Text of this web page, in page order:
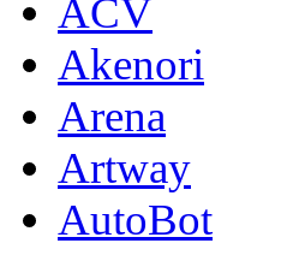
ACV
Akenori
Arena
Artway
AutoBot